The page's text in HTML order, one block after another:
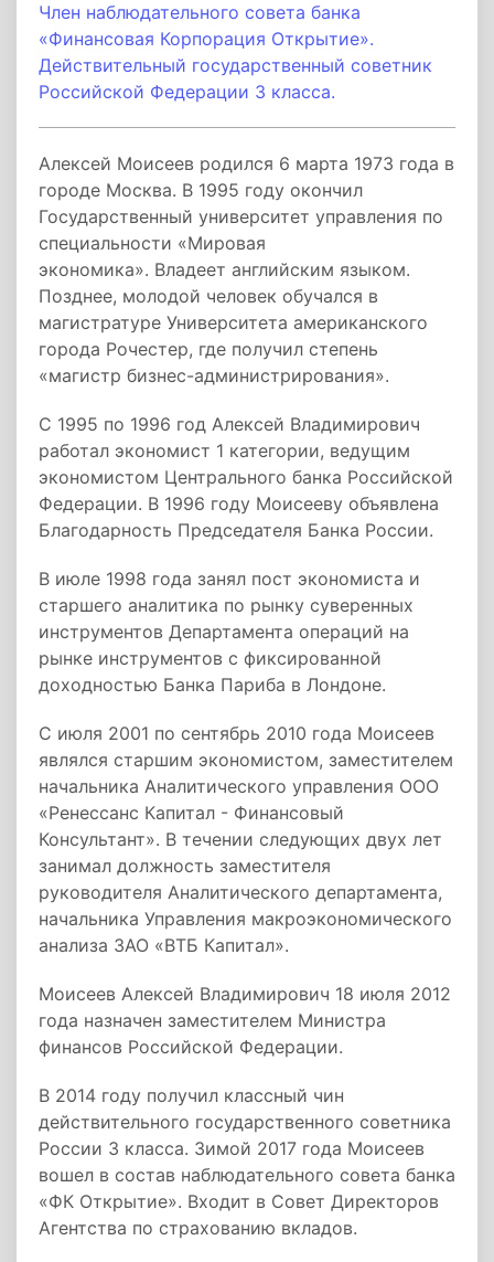
Член наблюдательного совета банка
«Финансовая Корпорация Открытие».
Действительный государственный советник
Российской Федерации 3 класса.
Алексей Моисеев родился 6 марта 1973 года в
городе Москва. В 1995 году окончил
Государственный университет управления по
специальности «Мировая
экономика». Владеет английским языком.
Позднее, молодой человек обучался в
магистратуре Университета американского
города Рочестер, где получил степень
«магистр бизнес-администрирования».
С 1995 по 1996 год Алексей Владимирович
работал экономист 1 категории, ведущим
экономистом Центрального банка Российской
Федерации. В 1996 году Моисееву объявлена
Благодарность Председателя Банка России.
В июле 1998 года занял пост экономиста и
старшего аналитика по рынку суверенных
инструментов Департамента операций на
рынке инструментов с фиксированной
доходностью Банка Париба в Лондоне.
С июля 2001 по сентябрь 2010 года Моисеев
являлся старшим экономистом, заместителем
начальника Аналитического управления ООО
«Ренессанс Капитал - Финансовый
Консультант». В течении следующих двух лет
занимал должность заместителя
руководителя Аналитического департамента,
начальника Управления макроэкономического
анализа ЗАО «ВТБ Капитал».
Моисеев Алексей Владимирович 18 июля 2012
года назначен заместителем Министра
финансов Российской Федерации.
В 2014 году получил классный чин
действительного государственного советника
России 3 класса. Зимой 2017 года Моисеев
вошел в состав наблюдательного совета банка
«ФК Открытие». Входит в Совет Директоров
Агентства по страхованию вкладов.